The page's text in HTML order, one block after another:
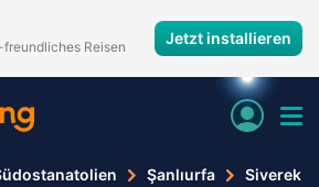
Reisen Jetzt installieren
Şanlıurfa Siverek